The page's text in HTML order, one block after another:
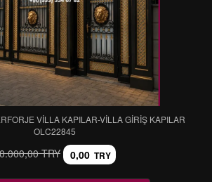
VİLLA KAPILAR-VİLLA GİRİŞ KAPILAR
OLC22845
TRY 0,00 TRY